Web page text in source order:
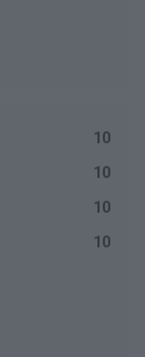
10
10
10
10